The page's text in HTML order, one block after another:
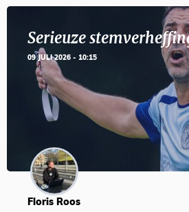
Serieuze
09 JULI 2026 - 10:15
Floris Roos